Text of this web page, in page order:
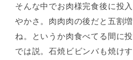
そんな中でお肉様完食後に投
やかさ。肉肉肉の後だと五割
ね。というか肉食べてる間に
では説。石焼ビビンバも焼け